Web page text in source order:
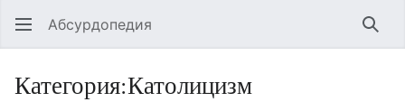
Абсурдопедия
Категория:Католицизм